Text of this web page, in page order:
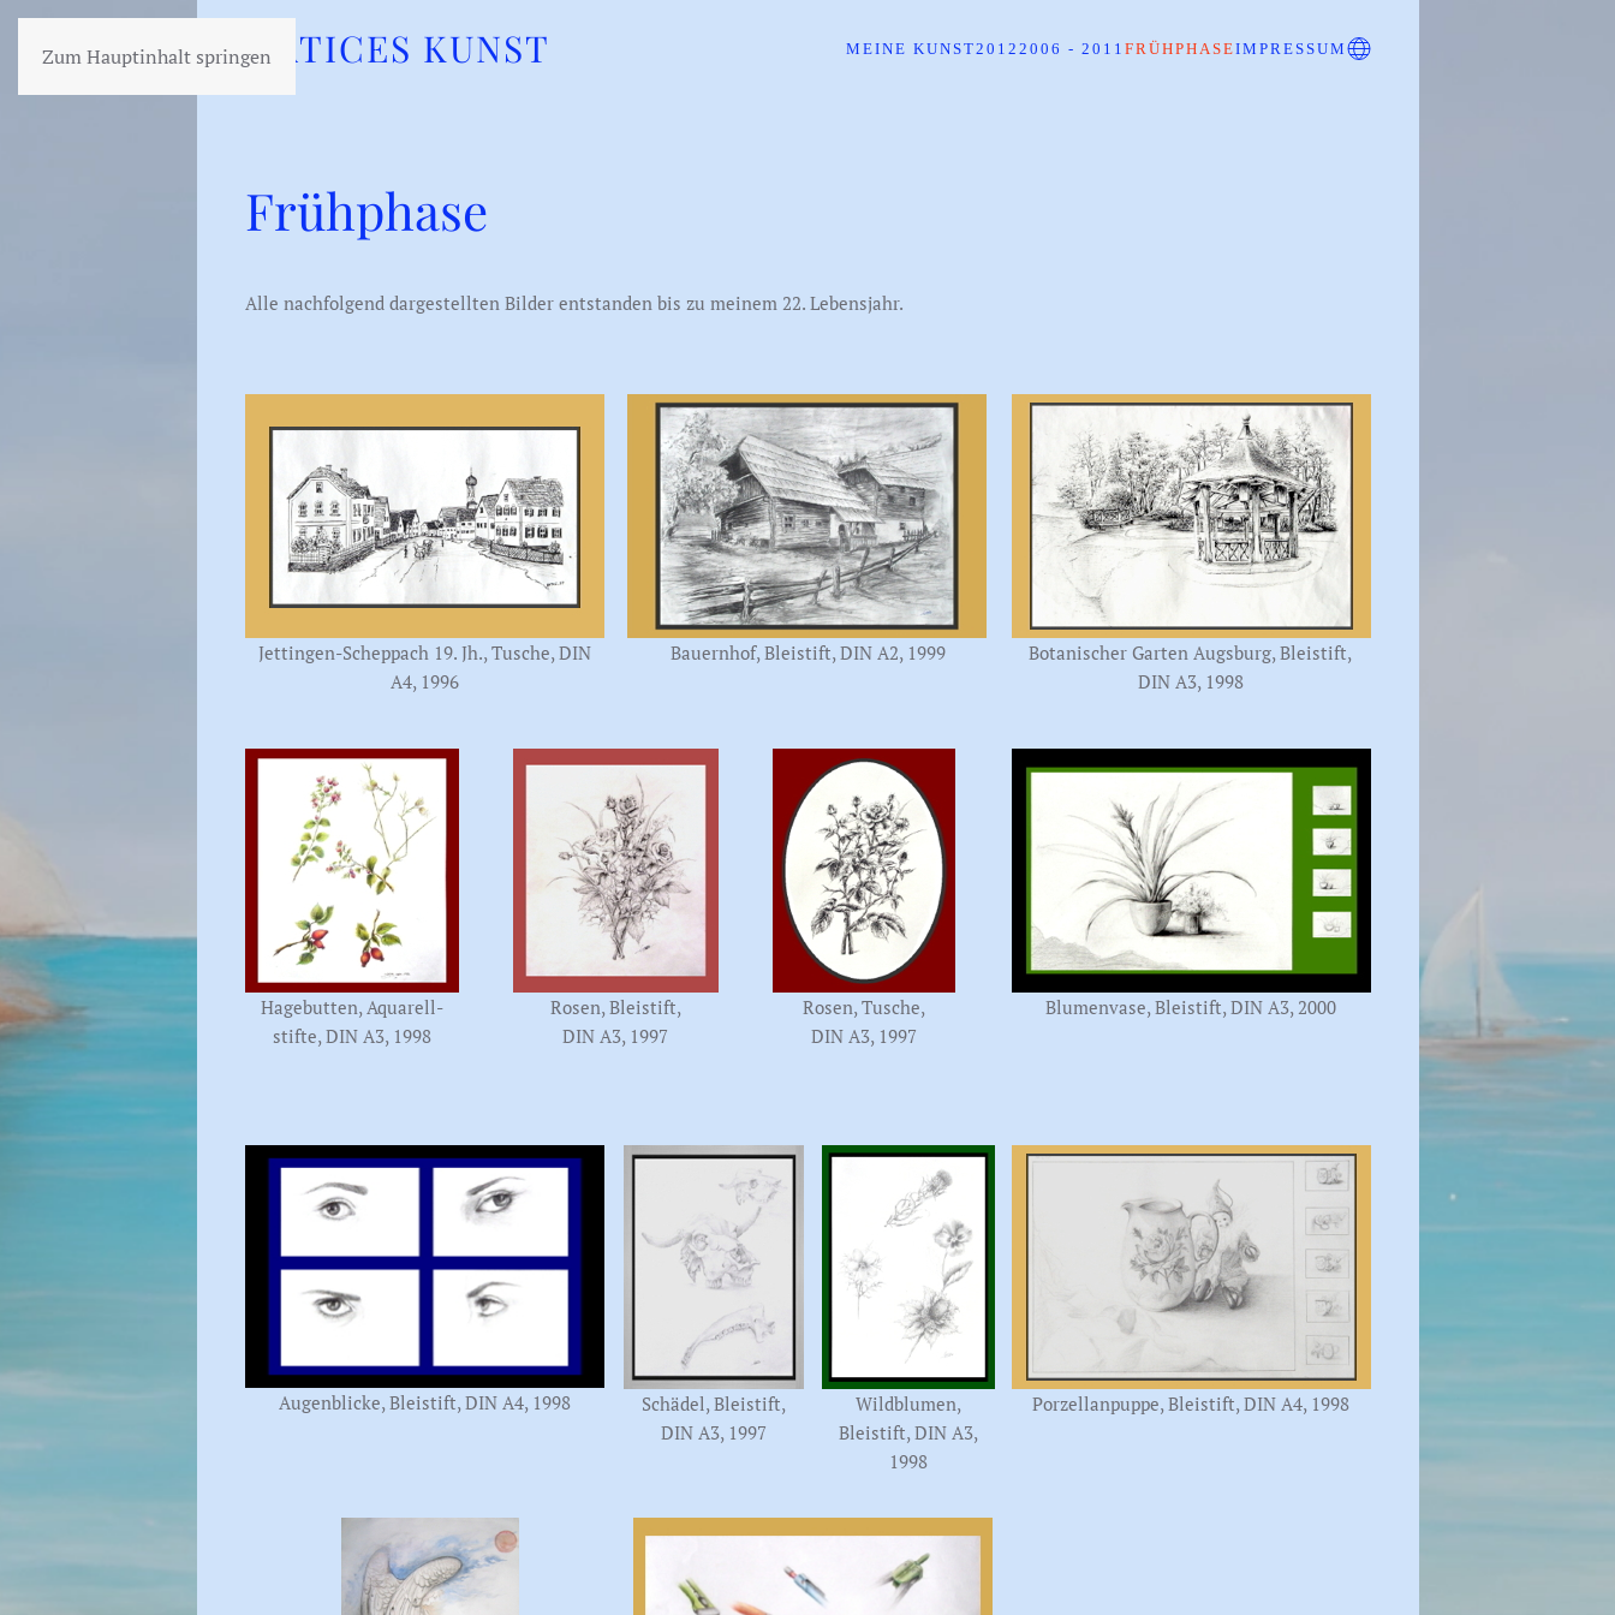
Zum Hauptinhalt springenHATICES KUNST MEINE KUNST2012 2006 - 2011 FRÜHPHASEIMPRESSUM
Frühphase
Alle nachfolgend dargestellten Bilder entstanden bis zu meinem 22. Lebensjahr.
Jettingen-Scheppach 19. Jh., Tusche, DIN
A4, 1996
Botanischer Garten Augsburg, Bleistift,
DIN A3, 1998
Bauernhof, Bleistift, DIN A2, 1999
Hagebutten, Aquarell-
stifte, DIN A3, 1998
Rosen, Bleistift,
DIN A3, 1997
Rosen, Tusche,
DIN A3, 1997
Blumenvase, Bleistift, DIN A3, 2000
Augenblicke, Bleistift, DIN A4, 1998
Schädel, Bleistift,
DIN A3, 1997
Wildblumen,
Bleistift, DIN A3,
1998
Porzellanpuppe, Bleistift, DIN A4, 1998